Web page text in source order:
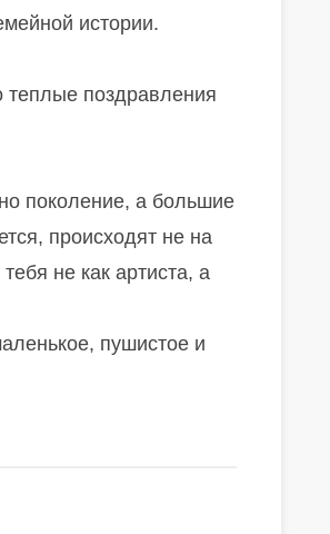
истории.
теплые поздравления
поколение, а большие
происходят не на
не как артиста, а
пушистое и